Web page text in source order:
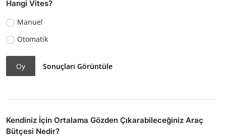
Hangi Vites?
Manuel
Otomatik
Oy Sonuçları Görüntüle
Kendiniz İçin Ortalama Gözden Çıkarabileceğiniz Araç
Bütçesi Nedir?